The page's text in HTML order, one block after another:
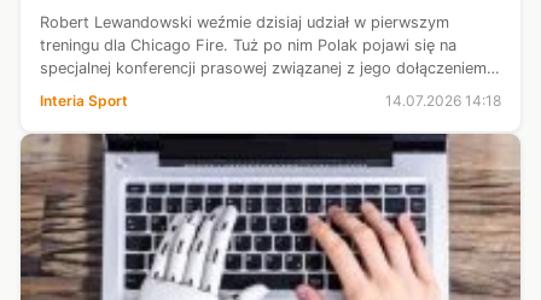
Robert Lewandowski weźmie dzisiaj udział w pierwszym
treningu dla Chicago Fire. Tuż po nim Polak pojawi się na
specjalnej konferencji prasowej związanej z jego dołączeniem
polskiego napastnika...
Interia Sport 14.07.2026 14:18